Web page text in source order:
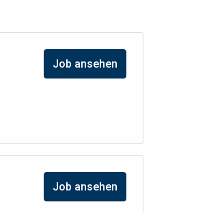
Job ansehen
Job ansehen